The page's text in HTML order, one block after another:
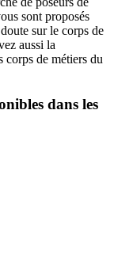
sont proposés
sur le corps de
aussi la
corps de métiers du
dans les